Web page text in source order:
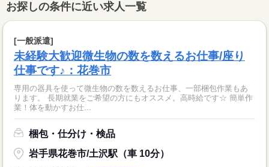
お探しの条件に近い求人一覧
[一般派遣]
未経験大歓迎微生物の数を数えるお仕事/座り
仕事です♪：花巻市
専用の器具を使って微生物の数を数えるお仕事、一部梱包作業もあ
ります。 長期就業をご希望の方にもオススメ。高時給です☆ 簡単作
業！体を動かすお仕...
梱包・仕分け・検品
岩手県花巻市/土沢駅（車 10分）